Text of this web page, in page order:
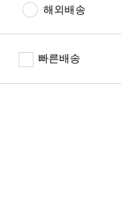
해외배송
빠른배송